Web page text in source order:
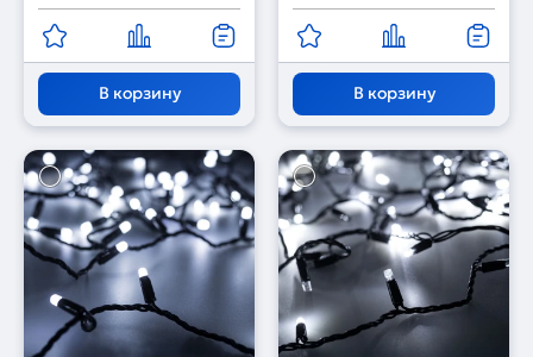
В корзину В корзину